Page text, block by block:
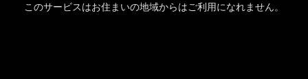
このサービスはお住まいの地域からはご利用になれません。